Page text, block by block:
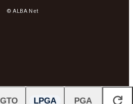
© ALBA Net
閉じる
LPGA PGA